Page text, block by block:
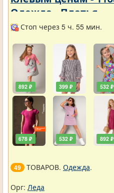
Одежда - Платья
Стоп через 5 ч. 55 мин.
892 ₽
678 ₽
399 ₽
532 ₽
532 ₽
892 ₽
49 ТОВАРОВ. Одежда.
Орг: Леда